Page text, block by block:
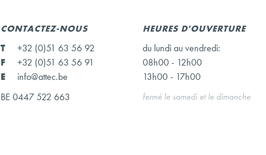
CONTACTEZ-NOUS
T
+32 (0)51 63 56 92
F
+32 (0)51 63 56 91
E
info@attec.be
BE 0447 522 663
HEURES D'OUVERTURE
du lundi au vendredi:
08h00 - 12h00
13h00 - 17h00
fermé le samedi et le dimanche